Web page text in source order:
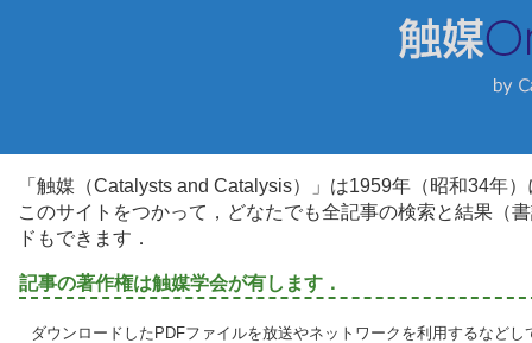
「触媒（Catalysts and Catalysis）」は1959年（昭和34年
このサイトをつかって，どなたでも全記事の検索と結果（
ドもできます．
記事の著作権は触媒学会が有します．
ダウンロードしたPDFファイルを放送やネットワークを利用するなど